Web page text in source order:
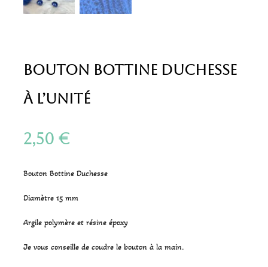
Bouton Bottine Duchesse
à l’unité
2,50 €
Bouton Bottine Duchesse
Diamètre 15 mm
Argile polymère et résine époxy
Je vous conseille de coudre le bouton à la main.